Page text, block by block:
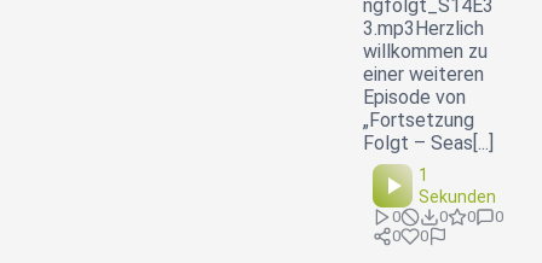
ngfolgt_S14E3
3.mp3Herzlich
willkommen zu
einer weiteren
Episode von
„Fortsetzung
Folgt – Seas[...]
1
Sekunden
0 0 0
0
0
0